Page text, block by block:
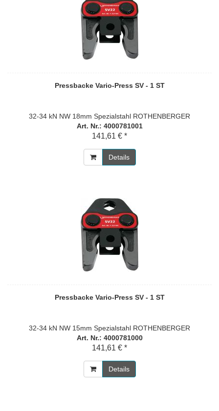
Pressbacke Vario-Press SV - 1 ST
32-34 kN NW 18mm Spezialstahl ROTHENBERGER
Art. Nr.: 4000781001
141,61 € *
Details
Pressbacke Vario-Press SV - 1 ST
32-34 kN NW 15mm Spezialstahl ROTHENBERGER
Art. Nr.: 4000781000
141,61 € *
Details